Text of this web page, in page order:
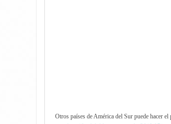
Otros países de América del Sur puede hacer